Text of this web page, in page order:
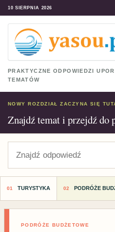
10 SIERPNIA 2026
PRAKTYCZNE ODPOWIEDZI
TEMATÓW
NOWY ROZDZIAŁ ZACZYNA SIĘ
Znajdź temat i przejdź do
TURYSTYKA PODRÓŻE
PODRÓŻE BUDŻETOWE